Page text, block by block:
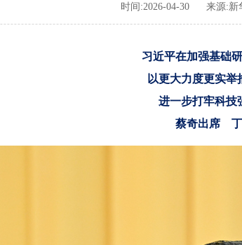
时间:2026-04-30 来源:新
习近平在加强基础
以更大力度更实举
进一步打牢科技
蔡奇出席